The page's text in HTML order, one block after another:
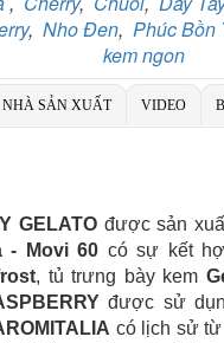
Ngân hàng TMCP Việt Nam
Chi nhánh
Nguyễn Văn Tuấn
Số TK:
222 899 001
Ngân hàng Ngoại thương Việt
, Nho Đen, Phúc Bồn
kem ngon
NHÀ SẢN XUẤT VIDEO
GELATOđược sản
- Movi 60 có sự kết
, tủ trưng bày kem
được sử
có lịch sử từ